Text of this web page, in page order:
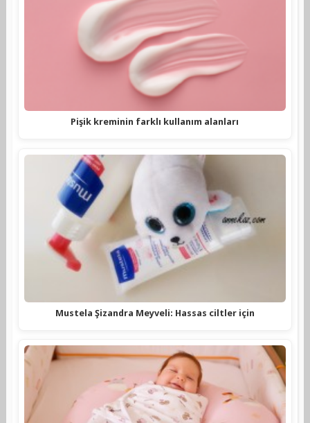
Pişik kreminin farklı kullanım alanları
Mustela Şizandra Meyveli: Hassas ciltler için